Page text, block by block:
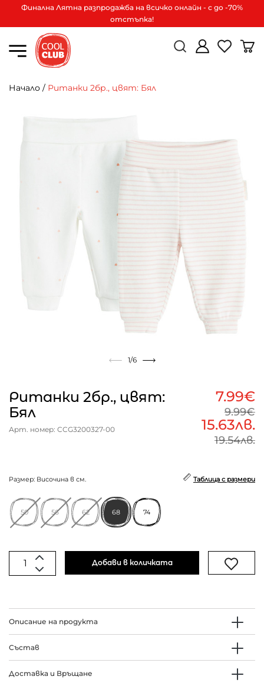
Финална Лятна разпродажба на всичко онлайн - с до -70%
отстъпка!
Начало / Ританки 2бр., цвят: Бял
1/6
Ританки 2бр., цвят:
Бял
Арт. номер: CCG3200327-00
7.99€
9.99€
15.63лв.
19.54лв.
Размер: Височина в см. Таблица с размери
50 56 62 68 74
Добави в количката
Описание на продукта
Състав
Доставка и Връщане